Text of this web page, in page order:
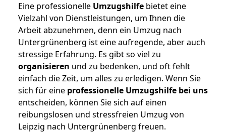
Eine professionelle Umzugshilfe bietet eine
Vielzahl von Dienstleistungen, um Ihnen die
Arbeit abzunehmen, denn ein Umzug nach
Untergrünenberg ist eine aufregende, aber auch
stressige Erfahrung. Es gibt so viel zu
organisieren und zu bedenken, und oft fehlt
einfach die Zeit, um alles zu erledigen. Wenn Sie
sich für eine professionelle Umzugshilfe bei uns
entscheiden, können Sie sich auf einen
reibungslosen und stressfreien Umzug von
Leipzig nach Untergrünenberg freuen.